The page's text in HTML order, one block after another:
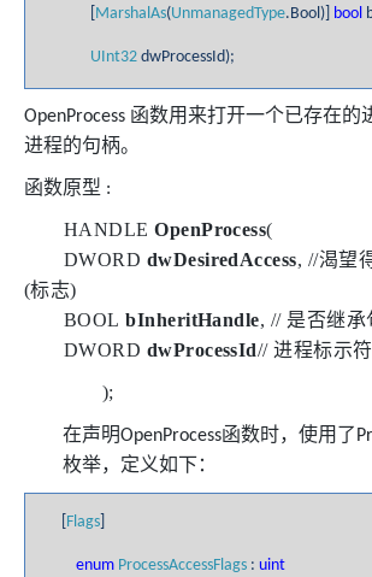
MarshalAs(UnmanagedType.Bool)] bool
UInt32dwProcessId);
OpenProcess 函数用来打开一个已存在的
进程的句柄。
函数原型 :
HANDLEOpenProcess(
DWORD dwDesiredAccess, //渴望
(标志)
BOOLbInheritHandle, // 是否继承
DWORD dwProcessId//进程标示符
);
在声明OpenProcess函数时，使用了
枚举，定义如下：
Flags]
enum ProcessAccessFlags: uint